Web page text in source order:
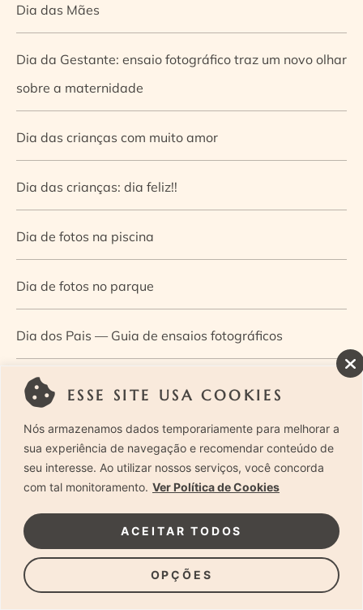
ESSE SITE USA COOKIES
Nós armazenamos dados temporariamente para melhorar a
sua experiência de navegação e recomendar conteúdo de
seu interesse. Ao utilizar nossos serviços, você concorda
com tal monitoramento. Ver Política de Cookies
OPÇÕES
ACEITAR TODOS
Dia das Mães
Dia da Gestante: ensaio fotográfico traz um novo olhar
sobre a maternidade
Dia das crianças com muito amor
Dia das crianças: dia feliz!!
Dia de fotos na piscina
Dia de fotos no parque
Dia dos Pais — Guia de ensaios fotográficos
Dia Mundial da Infância: como a fotografia ajuda a
construir a memória e a identidade da criança
Diário de uma grávida e sua pequena
Dica de especialista: como otimizar o fluxo de trabalho
no ensaio newborn?
Dica de especialista: qual o melhor guia de poses para